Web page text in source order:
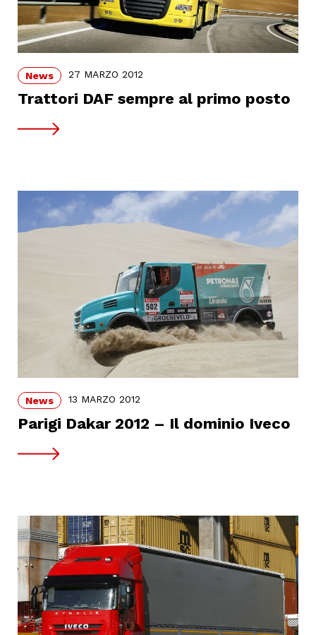
News 27 MARZO 2012
Trattori DAF sempre al primo posto
News 13 MARZO 2012
Parigi Dakar 2012 – Il dominio Iveco